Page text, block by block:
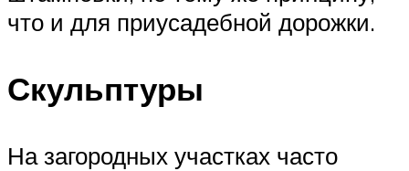
что и для приусадебной дорожки.
Скульптуры
На загородных участках часто